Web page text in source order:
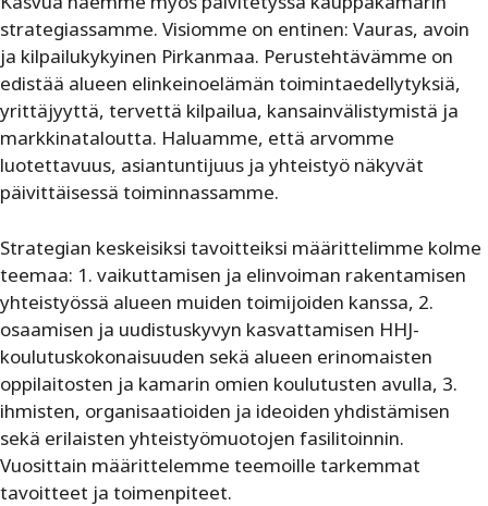
strategiassamme. Visiomme on entinen: Vauras, avoin
ja kilpailukykyinen Pirkanmaa. Perustehtävämme on
edistää alueen elinkeinoelämän toimintaedellytyksiä,
yrittäjyyttä, tervettä kilpailua, kansainvälistymistä ja
markkinataloutta. Haluamme, että arvomme
luotettavuus, asiantuntijuus ja yhteistyö näkyvät
päivittäisessä toiminnassamme.
Strategian keskeisiksi tavoitteiksi määrittelimme kolme
teemaa: 1. vaikuttamisen ja elinvoiman rakentamisen
yhteistyössä alueen muiden toimijoiden kanssa, 2.
osaamisen ja uudistuskyvyn kasvattamisen HHJ-
koulutuskokonaisuuden sekä alueen erinomaisten
oppilaitosten ja kamarin omien koulutusten avulla, 3.
ihmisten, organisaatioiden ja ideoiden yhdistämisen
sekä erilaisten yhteistyömuotojen fasilitoinnin.
Vuosittain määrittelemme teemoille tarkemmat
tavoitteet ja toimenpiteet.